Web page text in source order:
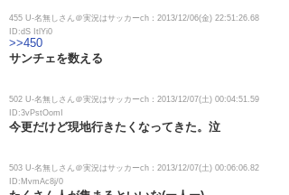
455 U-名無しさん＠実況はサッカーch：2013/12/06(金) 22:51:26.68
ID:dS ItlYi0
>>450
サンチェを数える
502 U-名無しさん＠実況はサッカーch：2013/12/07(土) 00:04:51.59
ID:3vPstOomI
今更だけど現地行きたくなってきた。泣
503 U-名無しさん＠実況はサッカーch：2013/12/07(土) 00:06:06.82
ID:MvmAc8j/0